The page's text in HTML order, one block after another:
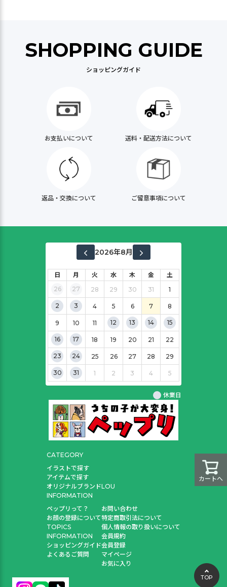
カートへ
SHOPPING GUIDE
ショッピングガイド
お支払いについて 送料・配送方法について
返品・交換について ご留意事項について
2026年8月
日 月 火 水 木 金
土
26
27 28 29 30 31 1
2 3 4 5 6 7 8
9 10 11 12 13 14 15
16 17 18 19 20 21 22
23 24 25 26 27 28 29
30 31 1 2 3 4 5
休業日
CATEGORY
イラストで探す
アイテムで探す
オリジナルブランドLOU
INFORMATION
ペップリって？
お顔の登録について
TOPICS
INFORMATION
ショッピングガイド
よくあるご質問
お問い合わせ
特定商取引法について
個人情報の取り扱いについて
会員規約
会員登録
マイページ
お気に入り
TOP